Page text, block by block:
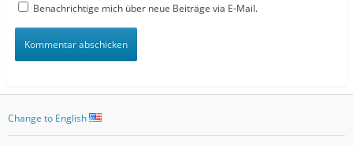
Benachrichtige mich über neue Beiträge via E-Mail.
Change to English